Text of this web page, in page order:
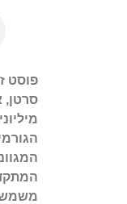
פוסט
סרטן,
משמש